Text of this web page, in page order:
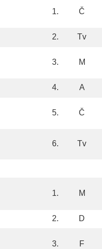
1. Č
2. Tv
3. M
4. A
5. Č
6. Tv
1. M
2. D
3. F